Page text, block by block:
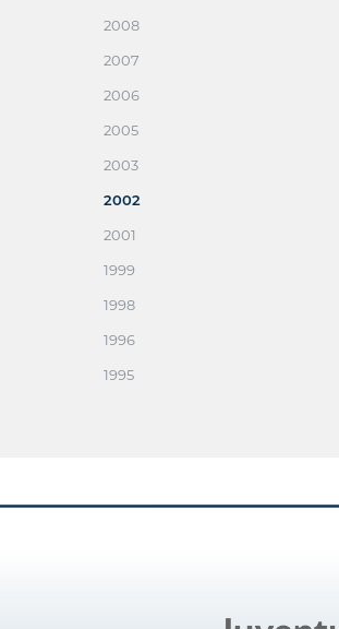
2008
2007
2006
2005
2003
2002
2001
1999
1998
1996
1995